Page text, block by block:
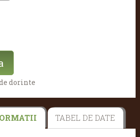
dorinte
TABEL DE DATE